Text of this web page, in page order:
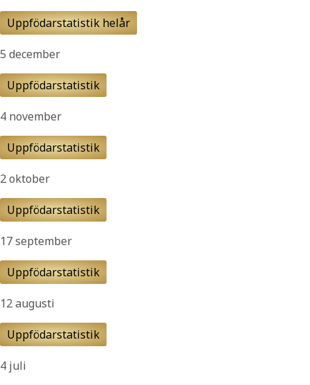
Uppfödarstatistik helår
5 december
Uppfödarstatistik
4 november
Uppfödarstatistik
2 oktober
Uppfödarstatistik
17 september
Uppfödarstatistik
12 augusti
Uppfödarstatistik
4 juli